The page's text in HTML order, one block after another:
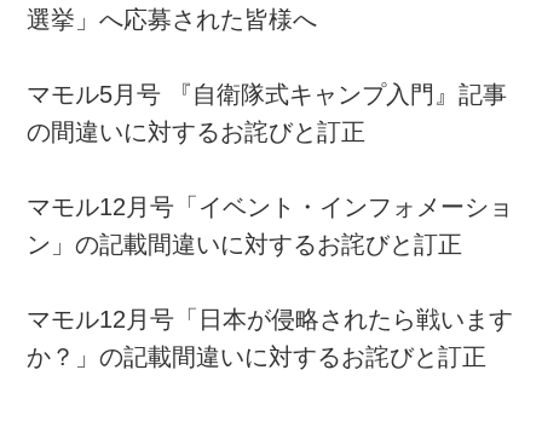
選挙」へ応募された皆様へ
マモル5月号 『自衛隊式キャンプ入門』記事
の間違いに対するお詫びと訂正
マモル12月号「イベント・インフォメーショ
ン」の記載間違いに対するお詫びと訂正
マモル12月号「日本が侵略されたら戦います
か？」の記載間違いに対するお詫びと訂正